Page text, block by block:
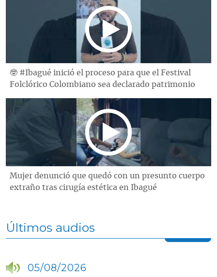
🤓 #Ibagué inició el proceso para que el Festival
Folclórico Colombiano sea declarado patrimonio
Mujer denunció que quedó con un presunto cuerpo
extraño tras cirugía estética en Ibagué
Últimos audios
05/08/2026